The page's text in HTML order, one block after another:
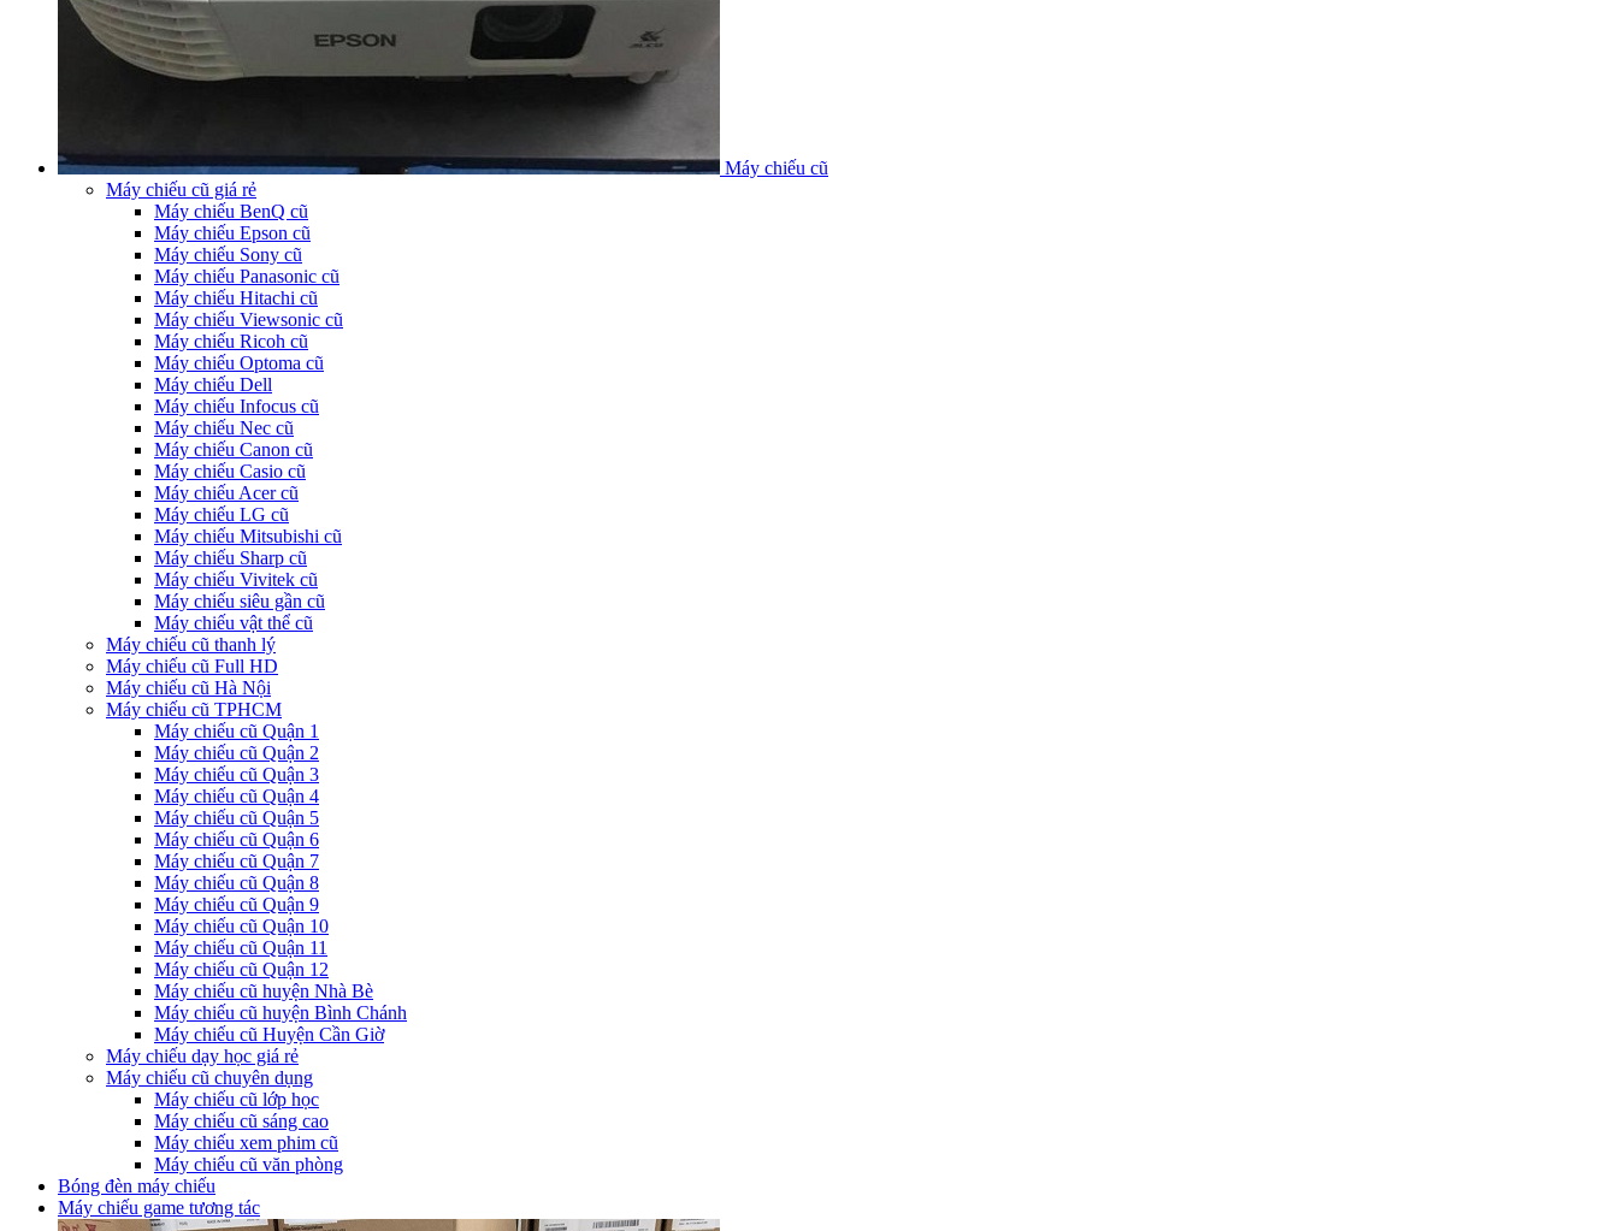
Máy chiếu cũ
Máy chiếu cũ giá rẻ
Máy chiếu BenQ cũ
Máy chiếu Epson cũ
Máy chiếu Sony cũ
Máy chiếu Panasonic cũ
Máy chiếu Hitachi cũ
Máy chiếu Viewsonic cũ
Máy chiếu Ricoh cũ
Máy chiếu Optoma cũ
Máy chiếu Dell
Máy chiếu Infocus cũ
Máy chiếu Nec cũ
Máy chiếu Canon cũ
Máy chiếu Casio cũ
Máy chiếu Acer cũ
Máy chiếu LG cũ
Máy chiếu Mitsubishi cũ
Máy chiếu Sharp cũ
Máy chiếu Vivitek cũ
Máy chiếu siêu gần cũ
Máy chiếu vật thể cũ
Máy chiếu cũ thanh lý
Máy chiếu cũ Full HD
Máy chiếu cũ Hà Nội
Máy chiếu cũ TPHCM
Máy chiếu cũ Quận 1
Máy chiếu cũ Quận 2
Máy chiếu cũ Quận 3
Máy chiếu cũ Quận 4
Máy chiếu cũ Quận 5
Máy chiếu cũ Quận 6
Máy chiếu cũ Quận 7
Máy chiếu cũ Quận 8
Máy chiếu cũ Quận 9
Máy chiếu cũ Quận 10
Máy chiếu cũ Quận 11
Máy chiếu cũ Quận 12
Máy chiếu cũ huyện Nhà Bè
Máy chiếu cũ huyện Bình Chánh
Máy chiếu cũ Huyện Cần Giờ
Máy chiếu dạy học giá rẻ
Máy chiếu cũ chuyên dụng
Máy chiếu cũ lớp học
Máy chiếu cũ sáng cao
Máy chiếu xem phim cũ
Máy chiếu cũ văn phòng
Bóng đèn máy chiếu
Máy chiếu game tương tác